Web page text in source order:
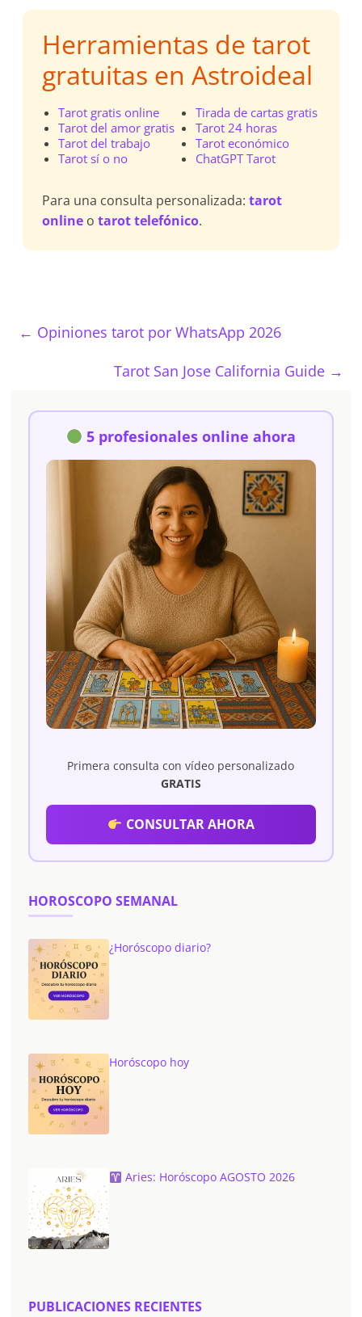
Herramientas de tarot
gratuitas en Astroideal
Tarot gratis online
Tarot del amor gratis
Tarot del trabajo
Tarot sí o no
Tirada de cartas gratis
Tarot 24 horas
Tarot económico
ChatGPT Tarot
Para una consulta personalizada:tarot
online otarot telefónico.
← Opiniones tarot por WhatsApp 2026
Tarot San Jose California Guide →
5 profesionales online ahora
Primera consulta con vídeo personalizado
GRATIS
CONSULTAR AHORA
HOROSCOPO SEMANAL
¿Horóscopo diario?
Horóscopo hoy
Aries: Horóscopo AGOSTO 2026
PUBLICACIONES RECIENTES